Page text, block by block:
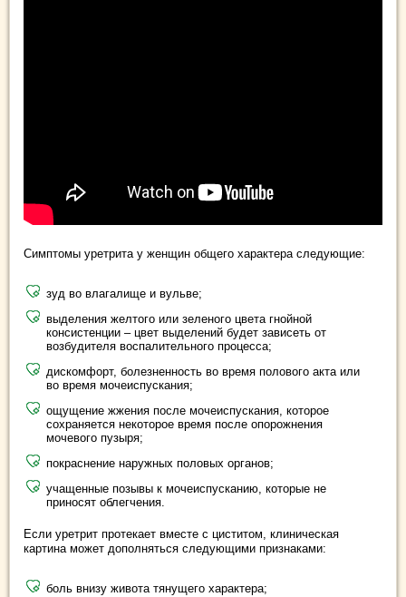
Симптомы уретрита у женщин общего характера следующие:
зуд во влагалище и вульве;
выделения желтого или зеленого цвета гнойной
консистенции – цвет выделений будет зависеть от
возбудителя воспалительного процесса;
дискомфорт, болезненность во время полового акта или
во время мочеиспускания;
ощущение жжения после мочеиспускания, которое
сохраняется некоторое время после опорожнения
мочевого пузыря;
покраснение наружных половых органов;
учащенные позывы к мочеиспусканию, которые не
приносят облегчения.
Если уретрит протекает вместе с циститом, клиническая
картина может дополняться следующими признаками:
боль внизу живота тянущего характера;